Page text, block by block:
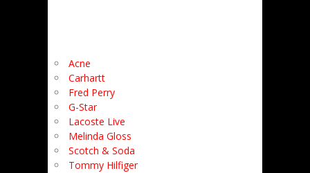
Acne
Carhartt
Fred Perry
G-Star
Lacoste Live
Melinda Gloss
Scotch & Soda
Tommy Hilfiger